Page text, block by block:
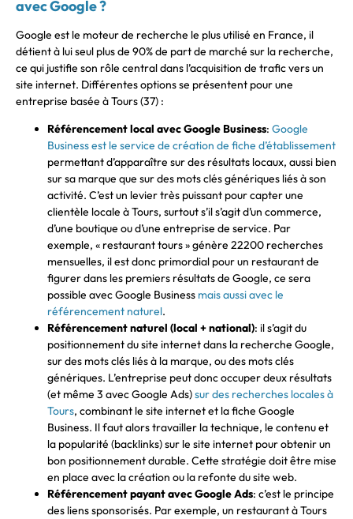
avec Google ?
Google est le moteur de recherche le plus utilisé en France, il
détient à lui seul plus de 90% de part de marché sur la recherche,
ce qui justifie son rôle central dans l’acquisition de trafic vers un
site internet. Différentes options se présentent pour une
entreprise basée à Tours (37) :
Référencement local avec Google Business: Google
Business est le service de création de fiche d’établissement
permettant d’apparaître sur des résultats locaux, aussi bien
sur sa marque que sur des mots clés génériques liés à son
activité. C’est un levier très puissant pour capter une
clientèle locale à Tours, surtout s’il s’agit d’un commerce,
d’une boutique ou d’une entreprise de service. Par
exemple, « restaurant tours » génère 22200 recherches
mensuelles, il est donc primordial pour un restaurant de
figurer dans les premiers résultats de Google, ce sera
possible avec Google Business mais aussi avec le
référencement naturel.
Référencement naturel (local + national): il s’agit du
positionnement du site internet dans la recherche Google,
sur des mots clés liés à la marque, ou des mots clés
génériques. L’entreprise peut donc occuper deux résultats
(et même 3 avec Google Ads)sur des recherches locales à
Tours, combinant le site internet et la fiche Google
Business. Il faut alors travailler la technique, le contenu et
la popularité (backlinks) sur le site internet pour obtenir un
bon positionnement durable. Cette stratégie doit être mise
en place avec la création ou la refonte du site web.
Référencement payant avec Google Ads: c’est le principe
des liens sponsorisés. Par exemple, un restaurant à Tours